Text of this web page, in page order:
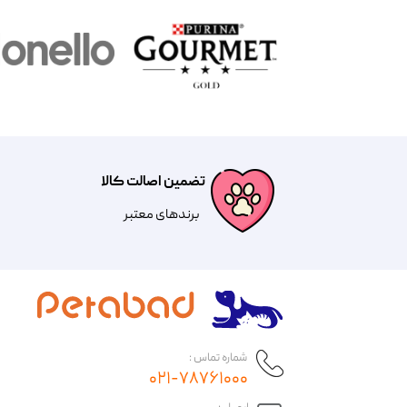
تضمین اصالت کالا
​​برندهای معتبر​​​​​​​
شماره تماس :
۰۲۱-۷۸۷۶۱۰۰۰